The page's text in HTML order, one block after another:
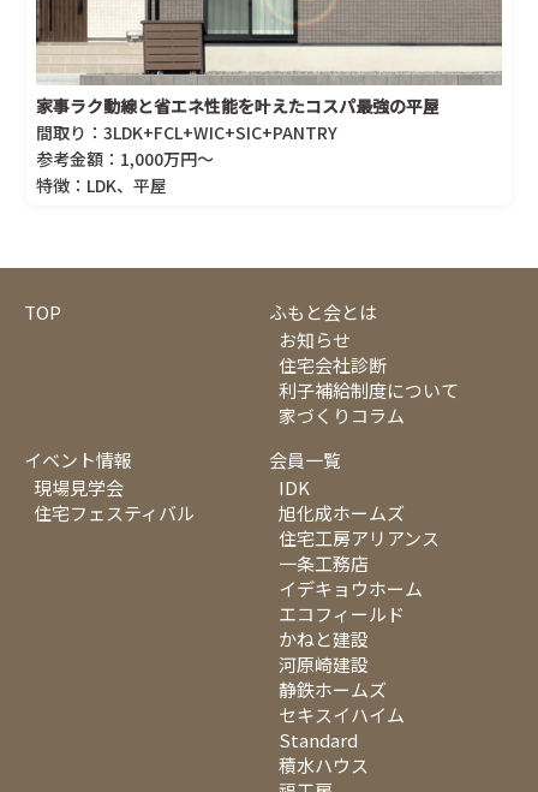
家事ラク動線と省エネ性能を叶えたコスパ最強の平屋
間取り：3LDK+FCL+WIC+SIC+PANTRY
参考金額：1,000万円～
特徴：LDK、平屋
TOP
ふもと会とは
お知らせ
住宅会社診断
利子補給制度について
家づくりコラム
イベント情報
現場見学会
住宅フェスティバル
会員一覧
IDK
旭化成ホームズ
住宅工房アリアンス
一条工務店
イデキョウホーム
エコフィールド
かねと建設
河原崎建設
静鉄ホームズ
セキスイハイム
Standard
積水ハウス